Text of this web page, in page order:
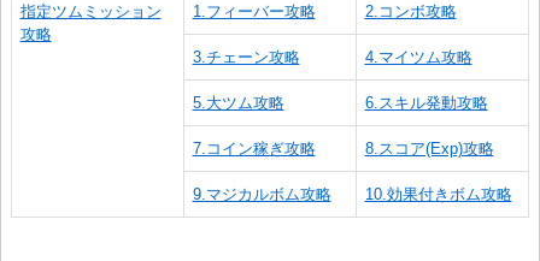
指定ツムミッション
攻略
1.フィーバー攻略 2.コンボ攻略
3.チェーン攻略 4.マイツム攻略
5.大ツム攻略 6.スキル発動攻略
7.コイン稼ぎ攻略 8.スコア(Exp)攻略
9.マジカルボム攻略 10.効果付きボム攻略